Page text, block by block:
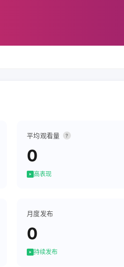
平均观看量 ?
0
高表现
月度发布
0
持续发布